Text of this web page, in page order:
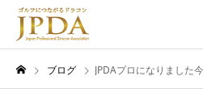
ブログ JPDAプロになりました